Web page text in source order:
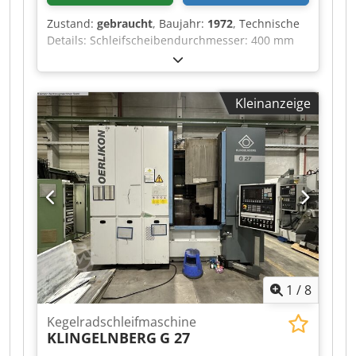
Zustand: gebraucht, Baujahr: 1972, Technische
Details: Schleifscheibendurchmesser: 400 mm
Gesamtleistungsbedarf: 3 kW Cjdpewi Ni Tjfx
Afkorf Maschinengewicht ca.: 1,5 t Raumbedarf
ca.: 1,5 x 1,4 x 1,3 m Profiliermaschine für
Zahnräder REISHAUER AM Schleifscheiben-
Breite max. 104 mm Schleifscheiben-
Durchmesser max. 400 mm Modul - max. 7
Modul - min. 0,5 Eingriffswinkel 10 - 30 °
Schleifschnecken-Durchmesser 270 - 400 mm
Schleifschnecken-Breite max. 62/84/104 mm
Schleifschneckendrehzahlen: beim Profilieren
18/35/70 U/min elektr. Ausführung -
Spannung/Frequenz 380 / 50 V/Hz Längsweg der
Abrichtvorrichtung 156 mm *
Kleinanzeige
1 /8
Kegelradschleifmaschine
KLINGELNBERG G 27